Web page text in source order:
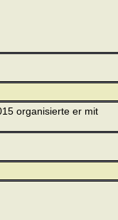
organisierte er mit